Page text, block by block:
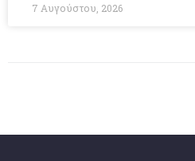
7 Αυγούστου, 2026